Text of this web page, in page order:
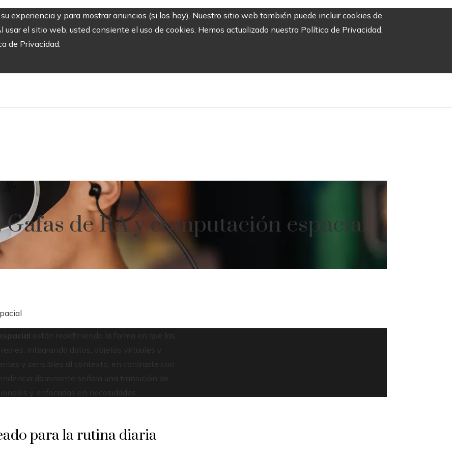
experiencia y para mostrar anuncios (si los hay). Nuestro sitio web también puede incluir cookies de
el sitio web, usted consiente el uso de cookies. Hemos actualizado nuestra Política de Privacidad.
de Privacidad.
de RA y computación espacial
están redefiniendo la forma en que las
integrando datos, objetos virtuales y
y sensibles al contexto, en contraste con
dominante señala una transición de
y enfocadas en necesidades
para la rutina diaria